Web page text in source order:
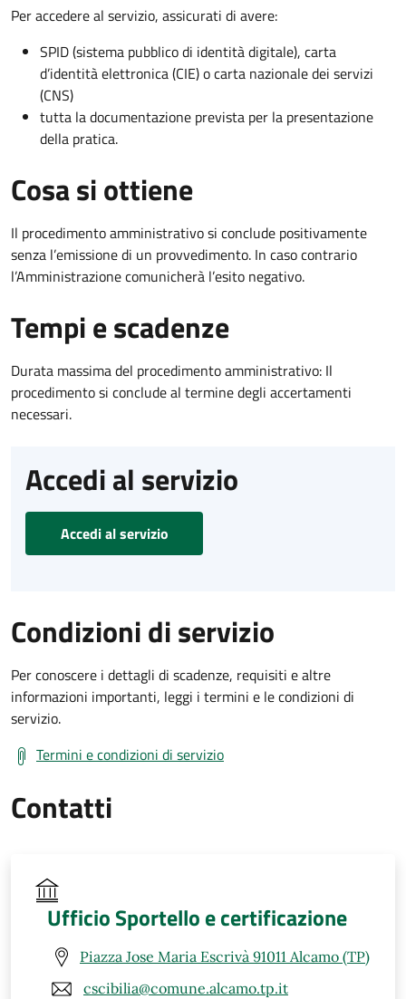
Per accedere al servizio, assicurati di avere:
SPID (sistema pubblico di identità digitale), carta
d’identità elettronica (CIE) o carta nazionale dei servizi
(CNS)
tutta la documentazione prevista per la presentazione
della pratica.
Cosa si ottiene
Il procedimento amministrativo si conclude positivamente
senza l’emissione di un provvedimento. In caso contrario
l’Amministrazione comunicherà l’esito negativo.
Tempi e scadenze
Durata massima del procedimento amministrativo: Il
procedimento si conclude al termine degli accertamenti
necessari.
Accedi al servizio
Accedi al servizio
Condizioni di servizio
Per conoscere i dettagli di scadenze, requisiti e altre
informazioni importanti, leggi i termini e le condizioni di
servizio.
Termini e condizioni di servizio
Contatti
Ufficio Sportello e certificazione
Piazza Jose Maria Escrivà 91011 Alcamo (TP)
cscibilia@comune.alcamo.tp.it